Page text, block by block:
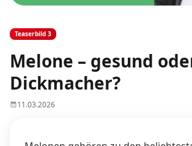
Teaserbild 3
Melone – gesund
Dickmacher?
11.03.2026